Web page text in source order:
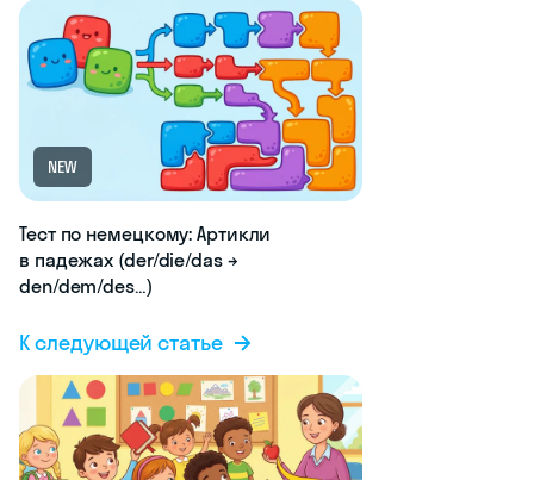
NEW
Тест по немецкому: Артикли
в падежах (der/die/das →
den/dem/des…)
К следующей статье